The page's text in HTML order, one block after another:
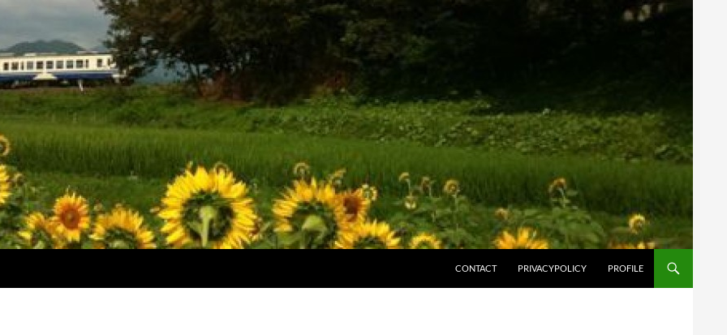
CONTACT
PRIVACYPOLICY PROFILE